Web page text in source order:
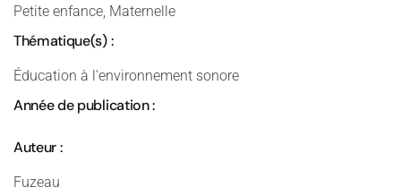
Petite enfance, Maternelle
Thématique(s) :
Éducation à l'environnement sonore
Année de publication :
Auteur :
Fuzeau